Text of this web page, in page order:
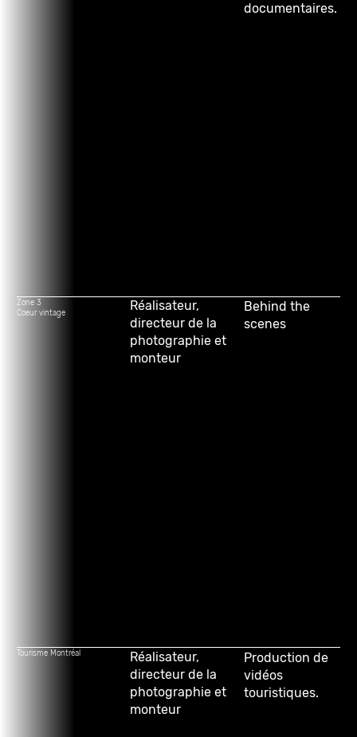
documentaires.
Zone 3
Coeur vintage
Réalisateur,
directeur de la
photographie et
monteur
Behind the
scenes
Tourisme Montréal
Réalisateur,
directeur de la
photographie et
monteur
Production de
vidéos
touristiques.